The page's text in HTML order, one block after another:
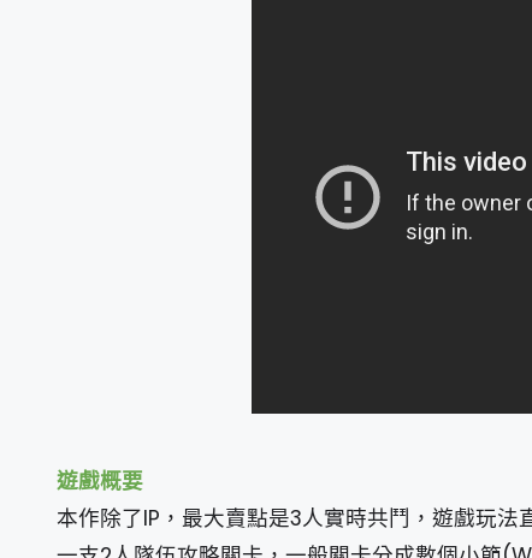
遊戲概要
本作除了IP，最大賣點是3人實時共鬥，遊戲玩